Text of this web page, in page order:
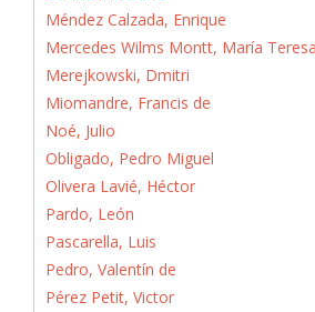
Méndez Calzada, Enrique
Mercedes Wilms Montt, María
Merejkowski, Dmitri
Miomandre, Francis de
Noé, Julio
Obligado, Pedro Miguel
Olivera Lavié, Héctor
Pardo, León
Pascarella, Luis
Pedro, Valentín de
Pérez Petit, Victor